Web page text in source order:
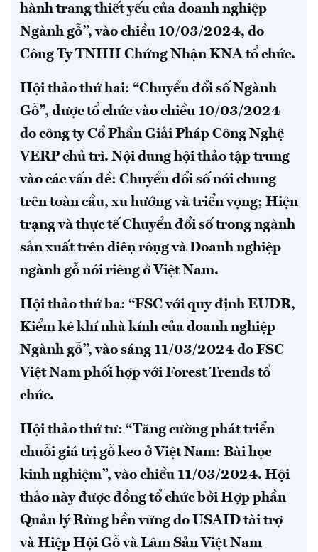
hành trang thiết yếu của doanh nghiệp
Ngành gỗ”, vào chiều 10/03/2024, do
Công Ty TNHH Chứng Nhận KNA tổ chức.
Hội thảo thứ hai: “Chuyển đổi số Ngành
Gỗ”, được tổ chức vào chiều 10/03/2024
do công ty Cổ Phần Giải Pháp Công Nghệ
VERP chủ trì. Nội dung hội thảo tập trung
vào các vấn đề: Chuyển đổi số nói chung
trên toàn cầu, xu hướng và triển vọng; Hiện
trạng và thực tế Chuyển đổi số trong ngành
sản xuất trên diện rộng và Doanh nghiệp
ngành gỗ nói riêng ở Việt Nam.
Hội thảo thứ ba: “FSC với quy định EUDR,
Kiểm kê khí nhà kính của doanh nghiệp
Ngành gỗ”, vào sáng 11/03/2024 do FSC
Việt Nam phối hợp với Forest Trends tổ
chức.
Hội thảo thứ tư: “Tăng cường phát triển
chuỗi giá trị gỗ keo ở Việt Nam: Bài học
kinh nghiệm”, vào chiều 11/03/2024. Hội
thảo này được đồng tổ chức bởi Hợp phần
Quản lý Rừng bền vững do USAID tài trợ
và Hiệp Hội Gỗ và Lâm Sản Việt Nam